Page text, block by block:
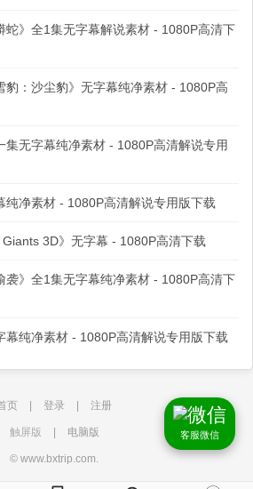
蛇》全1集无字幕解说素材 - 1080P高清下
豹：沙尘豹》无字幕纯净素材 - 1080P高
集无字幕纯净素材 - 1080P高清解说专用
纯净素材 - 1080P高清解说专用版下载
3D》无字幕 - 1080P高清下载
袭》全1集无字幕纯净素材 - 1080P高清下
幕纯净素材 - 1080P高清解说专用版下载
客服微信
页 登录 注册
触屏版 电脑版
© www.bxtrip.com.